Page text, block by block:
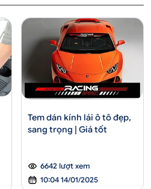
Tem dán kính lái ô tô đẹp,
sang trọng | Giá tốt
6642 lượt xem
10:04 14/01/2025